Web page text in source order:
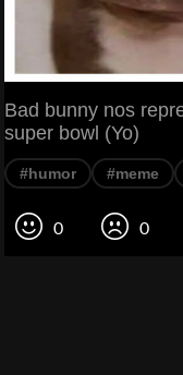
Bad bunny nos
super bowl (Yo)
#humor #meme
0 0